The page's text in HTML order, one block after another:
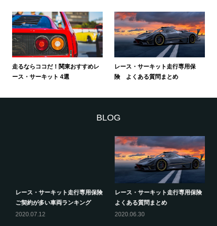
走るならココだ！関東おすすめレ
ース・サーキット 4選
レース・サーキット走行専用保
険 よくある質問まとめ
BLOG
レース・サーキット走行専用保険
ご契約が多い車両ランキング
2020.07.12
レース・サーキット走行専用保険
よくある質問まとめ
2020.06.30